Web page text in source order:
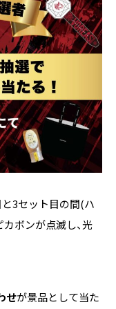
3セット目の間(ハ
ボンが点滅し、光
せが景品として当た